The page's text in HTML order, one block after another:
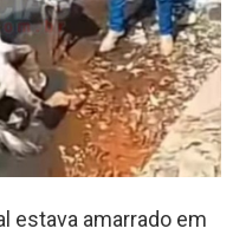
estava amarrado em